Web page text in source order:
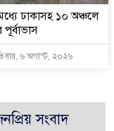
ঢাকাসহ ১০ অঞ্চলে
পূর্বাভাস
৬ অগাস্ট, ২০২৬
সংবাদ